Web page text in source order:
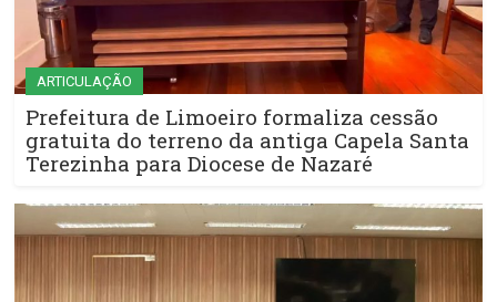
ARTICULAÇÃO
Prefeitura de Limoeiro formaliza cessão
gratuita do terreno da antiga Capela Santa
Terezinha para Diocese de Nazaré